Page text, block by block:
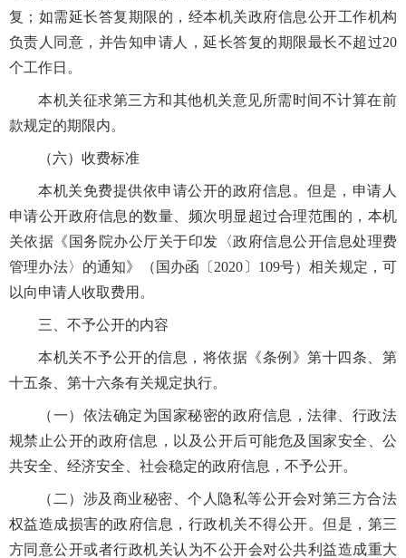
复；如需延长答复期限的，经本机关政府信息公开工作机构
负责人同意，并告知申请人，延长答复的期限最长不超过20
个工作日。
本机关征求第三方和其他机关意见所需时间不计算在前
款规定的期限内。
（六）收费标准
本机关免费提供依申请公开的政府信息。但是，申请人
申请公开政府信息的数量、频次明显超过合理范围的，本机
关依据《国务院办公厅关于印发〈政府信息公开信息处理费
管理办法〉的通知》（国办函〔2020〕109号）相关规定，可
以向申请人收取费用。
三、不予公开的内容
本机关不予公开的信息，将依据《条例》第十四条、第
十五条、第十六条有关规定执行。
（一）依法确定为国家秘密的政府信息，法律、行政法
规禁止公开的政府信息，以及公开后可能危及国家安全、公
共安全、经济安全、社会稳定的政府信息，不予公开。
（二）涉及商业秘密、个人隐私等公开会对第三方合法
权益造成损害的政府信息，行政机关不得公开。但是，第三
方同意公开或者行政机关认为不公开会对公共利益造成重大